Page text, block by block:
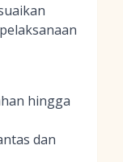
hingga
dan